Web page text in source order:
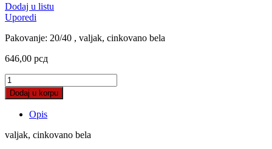
Dodaj u listu
Uporedi
Pakovanje: 20/40 , valjak, cinkovano bela
646,00 рсд
Brava
za
metalna
vrata
quantity
Dodaj u korpu
Opis
valjak, cinkovano bela